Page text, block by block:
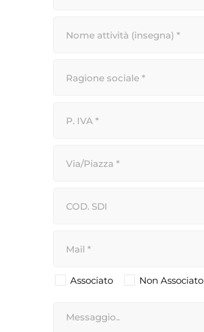
Associato Non Associato